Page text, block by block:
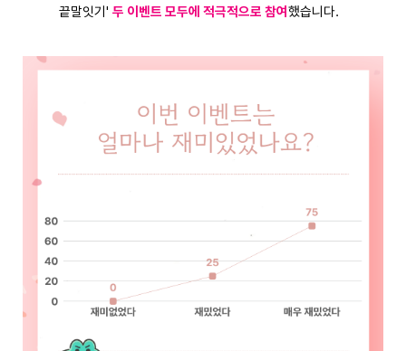
끝말잇기' 두 이벤트 모두에 적극적으로 참여했습니다.